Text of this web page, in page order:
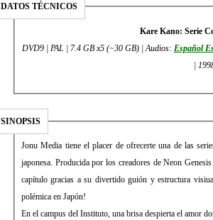
DATOS TÉCNICOS
Kare Kano: Serie
DVD9 | PAL | 7.4 GB x5 (~30 GB) | Audios: Español
|
SINOPSIS
Jonu Media tiene el placer de ofrecerte una de las
japonesa. Producida por los creadores de Neon
capítulo gracias a su divertido guión y estructura
polémica en Japón!
En el campus del Instituto, una brisa despierta el amor